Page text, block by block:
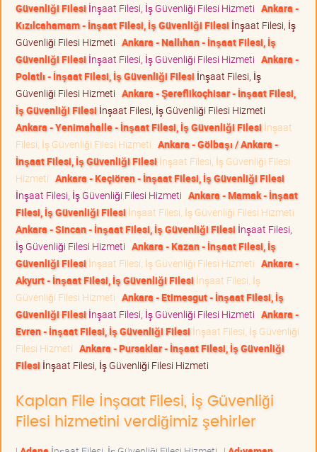
Güvenliği Filesi İnşaat Filesi, İş Güvenliği Filesi Hizmeti Ankara -
Kızılcahamam - İnşaat Filesi, İş Güvenliği Filesi İnşaat Filesi, İş
Güvenliği Filesi Hizmeti Ankara - Nallıhan - İnşaat Filesi, İş
Güvenliği Filesi İnşaat Filesi, İş Güvenliği Filesi Hizmeti Ankara -
Polatlı - İnşaat Filesi, İş Güvenliği Filesi İnşaat Filesi, İş
Güvenliği Filesi Hizmeti Ankara - Şereflikoçhisar - İnşaat Filesi,
İş Güvenliği Filesi İnşaat Filesi, İş Güvenliği Filesi Hizmeti
Ankara - Yenimahalle - İnşaat Filesi, İş Güvenliği Filesi İnşaat
Filesi, İş Güvenliği Filesi Hizmeti Ankara - Gölbaşı / Ankara -
İnşaat Filesi, İş Güvenliği Filesi İnşaat Filesi, İş Güvenliği Filesi
Hizmeti Ankara - Keçiören - İnşaat Filesi, İş Güvenliği Filesi
İnşaat Filesi, İş Güvenliği Filesi Hizmeti Ankara - Mamak - İnşaat
Filesi, İş Güvenliği Filesi İnşaat Filesi, İş Güvenliği Filesi Hizmeti
Ankara - Sincan - İnşaat Filesi, İş Güvenliği Filesi İnşaat Filesi,
İş Güvenliği Filesi Hizmeti Ankara - Kazan - İnşaat Filesi, İş
Güvenliği Filesi İnşaat Filesi, İş Güvenliği Filesi Hizmeti Ankara -
Akyurt - İnşaat Filesi, İş Güvenliği Filesi İnşaat Filesi, İş
Güvenliği Filesi Hizmeti Ankara - Etimesgut - İnşaat Filesi, İş
Güvenliği Filesi İnşaat Filesi, İş Güvenliği Filesi Hizmeti Ankara -
Evren - İnşaat Filesi, İş Güvenliği Filesi İnşaat Filesi, İş Güvenliği
Filesi Hizmeti Ankara - Pursaklar - İnşaat Filesi, İş Güvenliği
Filesi İnşaat Filesi, İş Güvenliği Filesi Hizmeti
Kaplan File İnşaat Filesi, İş Güvenliği
Filesi hizmetini verdiğimiz şehirler